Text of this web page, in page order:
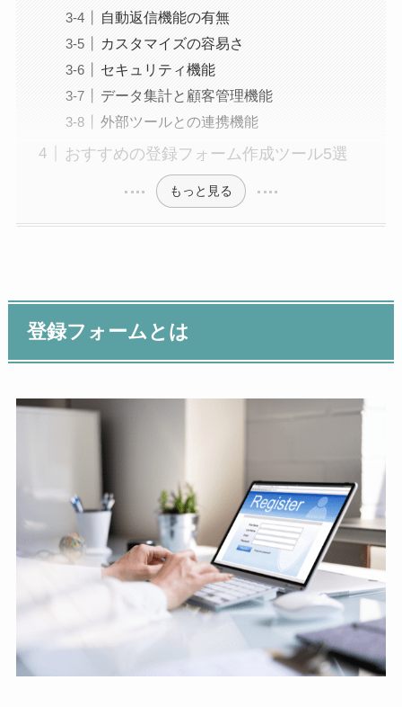
自動返信機能の有無
カスタマイズの容易さ
セキュリティ機能
データ集計と顧客管理機能
外部ツールとの連携機能
おすすめの登録フォーム作成ツール5選
もっと見る
登録フォームとは